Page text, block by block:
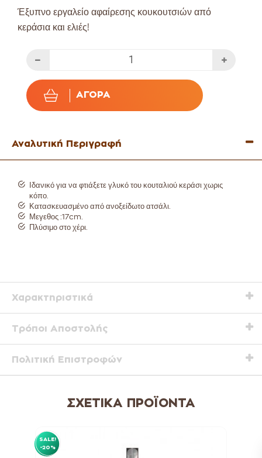
Έξυπνο εργαλείο αφαίρεσης κουκουτσιών από
κεράσια και ελιές!
ΑΓΟΡΆ
Αναλυτική Περιγραφή
Ιδανικό για να φτιάξετε γλυκό του κουταλιού κεράσι χωρις
κόπο.
Κατασκευασμένο από ανοξείδωτο ατσάλι.
Μεγεθος :17cm.
Πλύσιμο στο χέρι.
Χαρακτηριστικά
Τρόποι Αποστολής
Πολιτική Επιστροφών
ΣΧΕΤΙΚΆ ΠΡΟΪΌΝΤΑ
SALE!
-20%